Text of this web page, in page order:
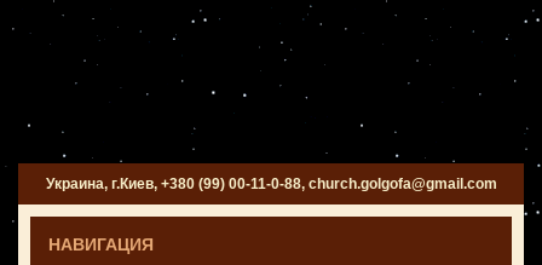
Украина, г.Киев, +380 (99) 00-11-0-88, church.golgofa@gmail.com
НАВИГАЦИЯ